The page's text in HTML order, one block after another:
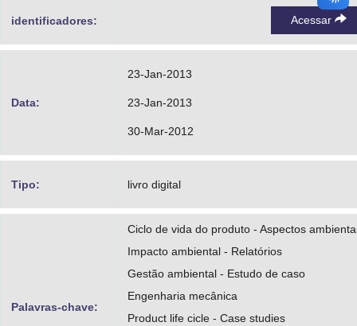
identificadores: Acessar
Data:
23-Jan-2013
23-Jan-2013
30-Mar-2012
Tipo: livro digital
Palavras-chave:
Ciclo de vida do produto - Aspectos
Impacto ambiental - Relatórios
Gestão ambiental - Estudo de caso
Engenharia mecânica
Product life cicle - Case studies